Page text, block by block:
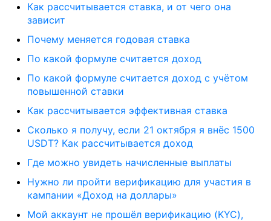
Как рассчитывается ставка, и от чего она
зависит
Почему меняется годовая ставка
По какой формуле считается доход
По какой формуле считается доход с учётом
повышенной ставки
Как рассчитывается эффективная ставка
Сколько я получу, если 21 октября я внёс 1500
USDT? Как рассчитывается доход
Где можно увидеть начисленные выплаты
Нужно ли пройти верификацию для участия в
кампании «Доход на доллары»
Мой аккаунт не прошёл верификацию (KYC),